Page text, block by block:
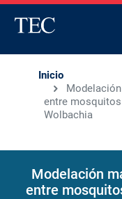
Inicio
entre
Wolbachia
Modelación
entre